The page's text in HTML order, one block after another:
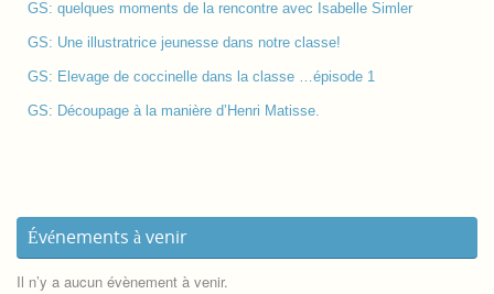
GS: quelques moments de la rencontre avec Isabelle Simler
GS: Une illustratrice jeunesse dans notre classe!
GS: Elevage de coccinelle dans la classe …épisode 1
GS: Découpage à la manière d’Henri Matisse.
Événements à venir
Il n’y a aucun évènement à venir.